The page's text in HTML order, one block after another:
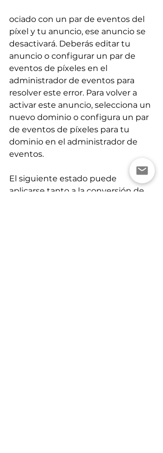
ociado con un par de eventos del
píxel y tu anuncio, ese anuncio se
desactivará. Deberás editar tu
anuncio o configurar un par de
eventos de píxeles en el
administrador de eventos para
resolver este error. Para volver a
activar este anuncio, selecciona un
nuevo dominio o configura un par
de eventos de píxeles para tu
dominio en el administrador de
eventos.
El siguiente estado puede
aplicarse tanto a la conversión de